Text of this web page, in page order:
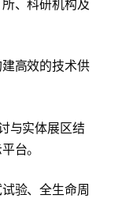
、科研机构及
高效的技术供
与实体展区结
台。
验、全生命周